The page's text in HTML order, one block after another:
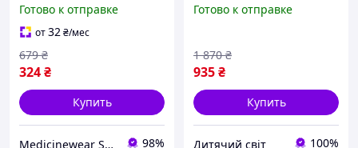
Готово к отправке
от32₴/мес
324₴
679 ₴
Купить
Medicinewear Shopping 98%
подростковые
джинсовые шорты на
резинке
Готово к отправке
935₴
1 870 ₴
Купить
Дитячий світ 100%